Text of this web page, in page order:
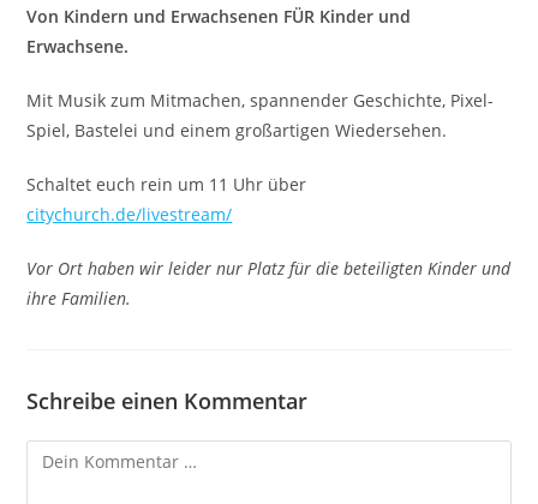
Von Kindern und Erwachsenen FÜR Kinder und
Erwachsene.
Mit Musik zum Mitmachen, spannender Geschichte, Pixel-
Spiel, Bastelei und einem großartigen Wiedersehen.
Schaltet euch rein um 11 Uhr über
citychurch.de/livestream/
Vor Ort haben wir leider nur Platz für die beteiligten Kinder und
ihre Familien.
Schreibe einen Kommentar